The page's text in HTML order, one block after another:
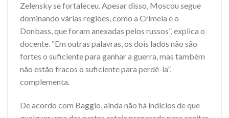
Zelensky se fortaleceu. Apesar disso, Moscou segue
dominando várias regiões, como a Crimeia e o
Donbass, que foram anexadas pelos russos”, explica o
docente. “Em outras palavras, os dois lados não são
fortes o suficiente para ganhar a guerra, mas também
não estão fracos o suficiente para perdê-la”,
complementa.
De acordo com Baggio, ainda não há indícios de que